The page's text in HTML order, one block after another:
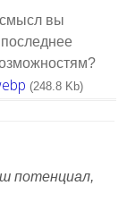
смысл вы
(248.8 Kb)
потенциал,